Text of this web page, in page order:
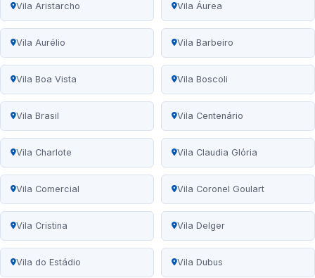
Vila Aristarcho Vila Áurea
Vila Aurélio Vila Barbeiro
Vila Boa Vista Vila Boscoli
Vila Brasil Vila Centenário
Vila Charlote Vila Claudia Glória
Vila Comercial Vila Coronel Goulart
Vila Cristina Vila Delger
Vila do Estádio Vila Dubus